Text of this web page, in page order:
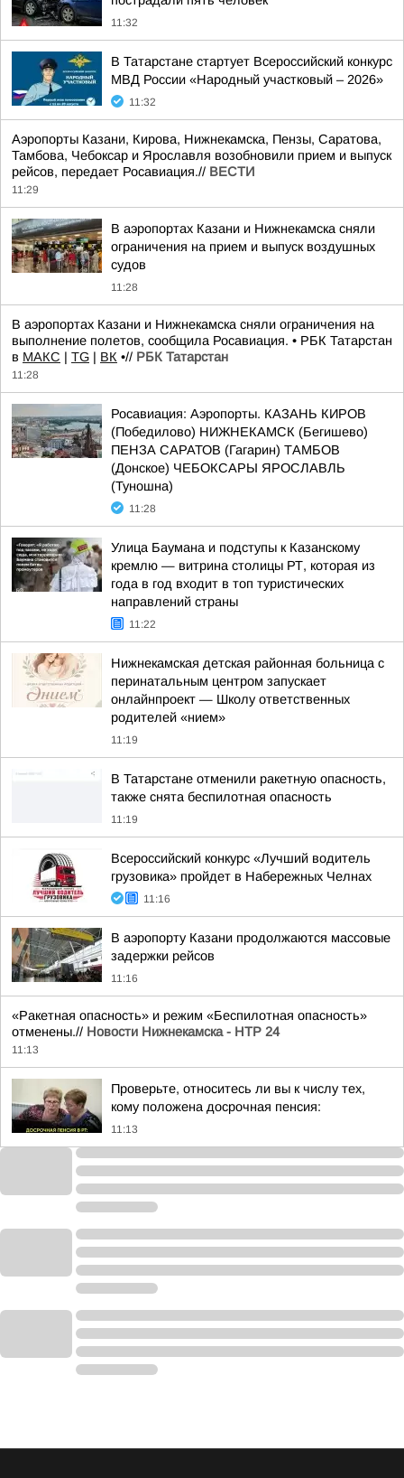
11:32
В Татарстане стартует Всероссийский конкурс
МВД России «Народный участковый – 2026»
11:32
Аэропорты Казани, Кирова, Нижнекамска, Пензы, Саратова,
Тамбова, Чебоксар и Ярославля возобновили прием и выпуск
рейсов, передает Росавиация.// ВЕСТИ
11:29
В аэропортах Казани и Нижнекамска сняли
ограничения на прием и выпуск воздушных
судов
11:28
В аэропортах Казани и Нижнекамска сняли ограничения на
выполнение полетов, сообщила Росавиация. • РБК Татарстан
в MAКС | TG | ВК •// РБК Татарстан
11:28
Росавиация: Аэропорты. КАЗАНЬ КИРОВ
(Победилово) НИЖНЕКАМСК (Бегишево)
ПЕНЗА САРАТОВ (Гагарин) ТАМБОВ
(Донское) ЧЕБОКСАРЫ ЯРОСЛАВЛЬ
(Туношна)
11:28
Улица Баумана и подступы к Казанскому
кремлю — витрина столицы РТ, которая из
года в год входит в топ туристических
направлений страны
11:22
Нижнекамская детская районная больница с
перинатальным центром запускает
онлайнпроект — Школу ответственных
родителей «нием»
11:19
В Татарстане отменили ракетную опасность,
также снята беспилотная опасность
11:19
Всероссийский конкурс «Лучший водитель
грузовика» пройдет в Набережных Челнах
11:16
В аэропорту Казани продолжаются массовые
задержки рейсов
11:16
«Ракетная опасность» и режим «Беспилотная опасность»
отменены.// Новости Нижнекамска - НТР 24
11:13
Проверьте, относитесь ли вы к числу тех,
кому положена досрочная пенсия:
11:13